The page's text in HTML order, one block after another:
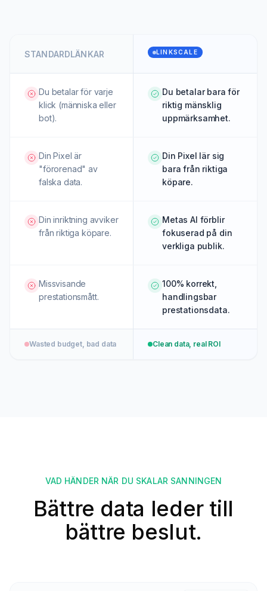
STANDARDLÄNKAR LINKSCALE
Du betalar för varje
klick (människa eller
bot).
Du betalar bara för
riktig mänsklig
uppmärksamhet.
Din Pixel är
"förorenad" av
falska data.
Din Pixel lär sig
bara från riktiga
köpare.
Din inriktning avviker
från riktiga köpare.
Metas AI förblir
fokuserad på din
verkliga publik.
Missvisande
prestationsmått.
100% korrekt,
handlingsbar
prestationsdata.
Wasted budget, bad data Clean data, real ROI
VAD HÄNDER NÄR DU SKALAR SANNINGEN
Bättre data leder till
bättre beslut.